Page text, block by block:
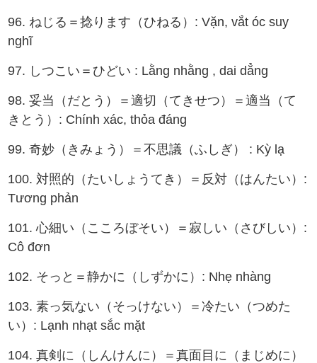
96. ねじる＝捻ります（ひねる）: Vặn, vắt óc suy
nghĩ
97. しつこい＝ひどい : Lằng nhằng , dai dẳng
98. 妥当（だとう）＝適切（てきせつ）＝適当（て
きとう）: Chính xác, thỏa đáng
99. 奇妙（きみょう）＝不思議（ふしぎ） : Kỳ lạ
100. 対照的（たいしょうてき）＝反対（はんたい）:
Tương phản
101. 心細い（こころぼそい）＝寂しい（さびしい）:
Cô đơn
102. そっと＝静かに（しずかに）: Nhẹ nhàng
103. 素っ気ない（そっけない）＝冷たい（つめた
い）: Lạnh nhạt sắc mặt
104. 真剣に（しんけんに）＝真面目に（まじめに）